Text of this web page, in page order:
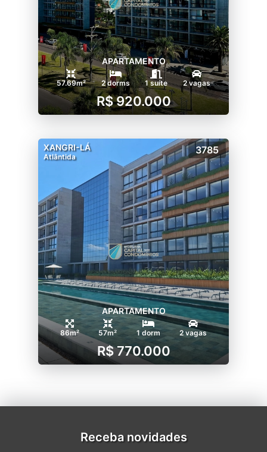
APARTAMENTO
57.69m² 2 dorms 1 suíte 2 vagas
R$ 920.000
XANGRI-LÁ
Atlântida
3785
APARTAMENTO
86m² 57m² 1 dorm 2 vagas
R$ 770.000
Receba novidades